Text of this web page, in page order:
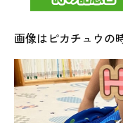
画像はピカチュウの